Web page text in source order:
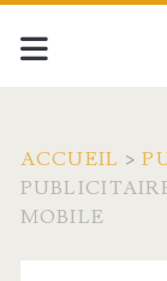
ACCUEIL >
MOBILE